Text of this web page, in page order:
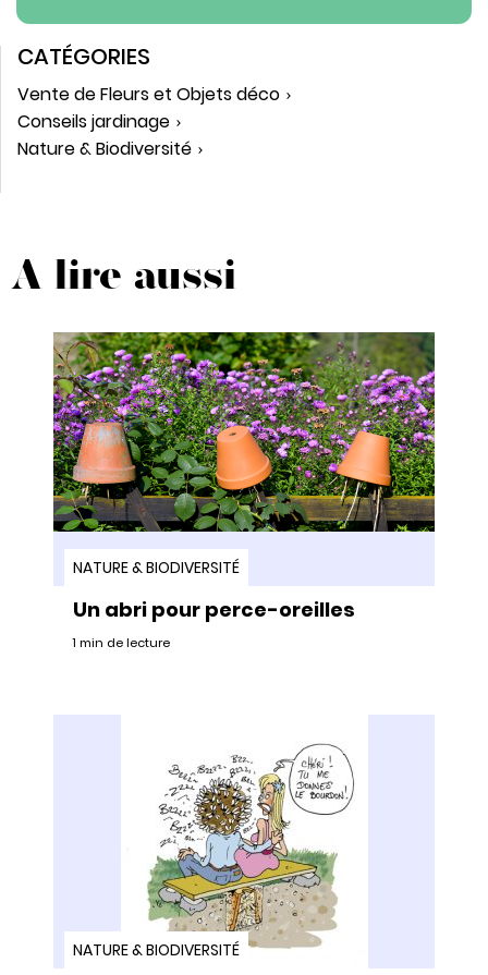
CATÉGORIES
Vente de Fleurs et Objets déco
Conseils jardinage
Nature & Biodiversité
A lire aussi
NATURE & BIODIVERSITÉ
Un abri pour perce-oreilles
1 min de lecture
NATURE & BIODIVERSITÉ